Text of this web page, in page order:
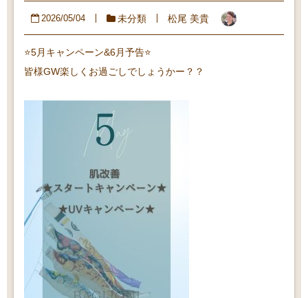
2026/05/04 未分類 松尾 美貴
⭐️5月キャンペーン&6月予告⭐️
皆様GW楽しくお過ごしでしょうかー？？